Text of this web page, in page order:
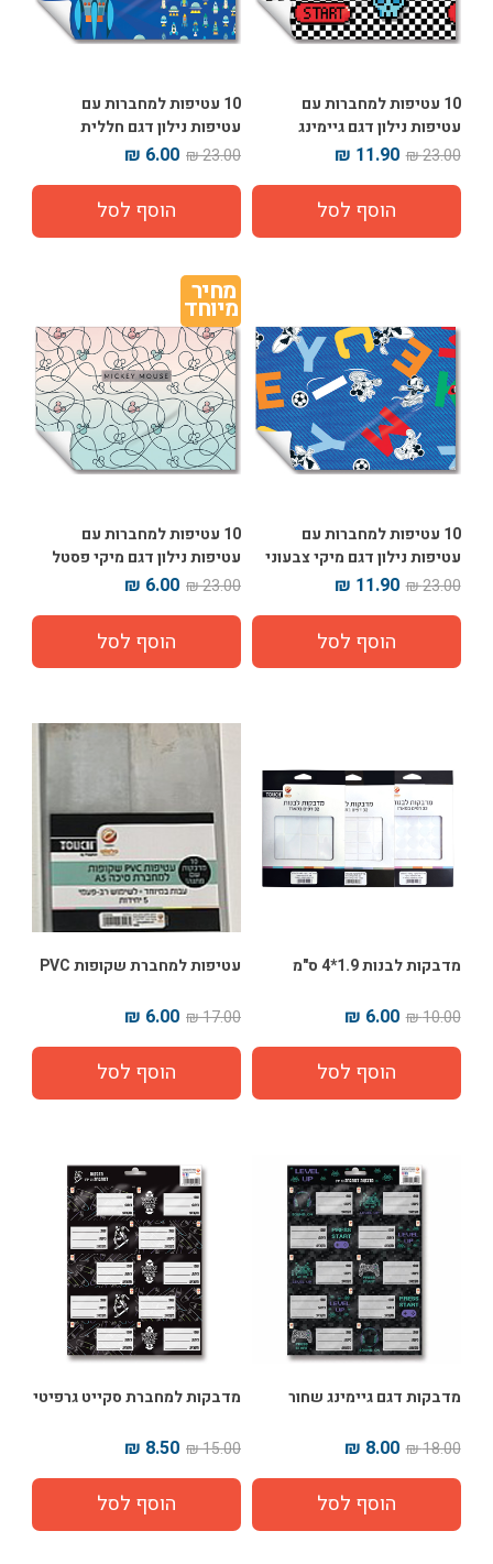
10 עטיפות למחברות עם
עטיפות נילון דגם גיימינג
23.00 ₪
11.90 ₪
10 עטיפות למחברות עם
עטיפות נילון דגם חללית
עודפים
23.00 ₪
6.00 ₪
10 עטיפות למחברות עם
עטיפות נילון דגם מיקי צבעוני
23.00 ₪
11.90 ₪
מחיר
מיוחד
10 עטיפות למחברות עם
עטיפות נילון דגם מיקי פסטל
עודפים
23.00 ₪
6.00 ₪
מדבקות לבנות 1.9*4 ס"מ
10.00 ₪
6.00 ₪
עטיפות למחברת שקופות PVC
17.00 ₪
6.00 ₪
מדבקות דגם גיימינג שחור
18.00 ₪
8.00 ₪
מדבקות למחברת סקייט גרפיטי
15.00 ₪
8.50 ₪